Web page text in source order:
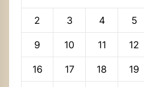
2 3 4 5
9 10 11 12
16 17 18 19